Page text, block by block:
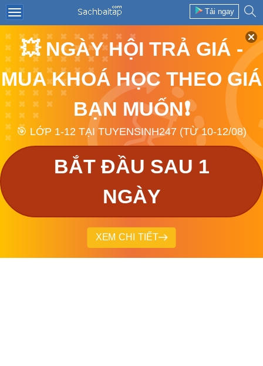
Tải ngay
💥 NGÀY HỘI TRẢ GIÁ -
MUA KHOÁ HỌC THEO GIÁ
BẠN MUỐN❗
🎯 LỚP 1-12 TẠI TUYENSINH247 (TỪ 10-12/08)
BẮT ĐẦU SAU 1
NGÀY
XEM CHI TIẾT